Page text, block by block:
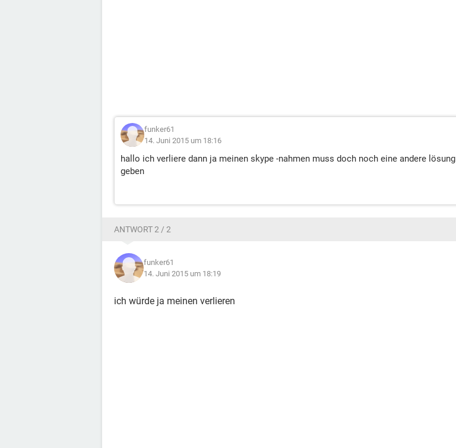
funker61
14. Juni 2015 um 18:16
hallo ich verliere dann ja meinen skype -nahmen muss doch noch eine andere lösung
geben
ANTWORT 2 / 2
funker61
14. Juni 2015 um 18:19
ich würde ja meinen verlieren